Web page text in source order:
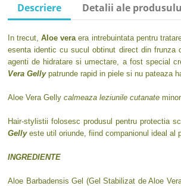
Descriere Detalii ale
In trecut,Aloe veraera intrebuintata pentru
esenta identic cu sucul obtinut direct din frunza
agenti de hidratare si umectare, a fost special
Vera Gellypatrunde rapid in piele si nu pateaza
Aloe Vera Gelly calmeaza leziunile cutanate
Hair-stylistii folosesc produsul pentru protectia
Gellyeste util oriunde, fiind companionul ideal al
INGREDIENTE
Aloe Barbadensis Gel (Gel Stabilizat de Aloe